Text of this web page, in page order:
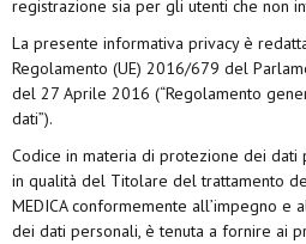
registrazione sia per gli utenti che non
La presente informativa privacy è
Regolamento (UE) 2016/679 del
del 27 Aprile 2016 (“Regolamento
dati”).
Codice in materia di protezione dei dati
in qualità del Titolare del trattamento
MEDICA conformemente all’impegno e
dei dati personali, è tenuta a fornire ai